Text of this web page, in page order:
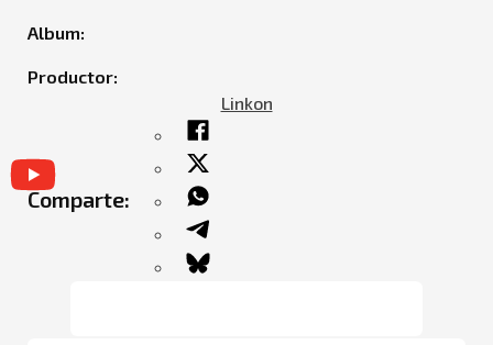
Album:
Productor:
Linkon
Comparte: